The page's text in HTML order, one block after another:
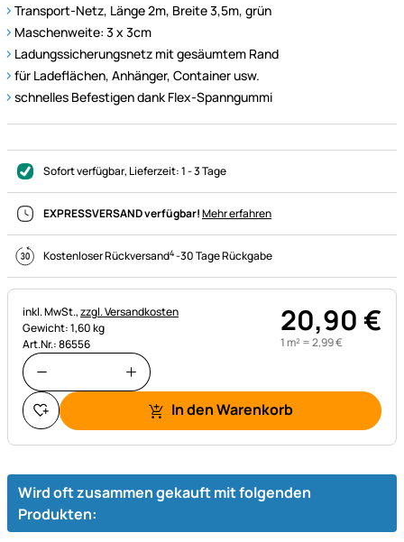
Transport-Netz, Länge 2m, Breite 3,5m, grün
Maschenweite: 3 x 3cm
Ladungssicherungsnetz mit gesäumtem Rand
für Ladeflächen, Anhänger, Container usw.
schnelles Befestigen dank Flex-Spanngummi
Sofort verfügbar, Lieferzeit:1 - 3 Tage
EXPRESSVERSAND verfügbar!Mehr erfahren
Kostenloser Rückversand4-30 Tage Rückgabe
Steuerhinweis:
inkl. MwSt.,zzgl. Versandkosten
Gewicht: 1,60 kg
Art.Nr.: 86556
20,90€
1 m² =2,99€
In den Warenkorb
Wird oft zusammen gekauft mit folgenden
Produkten: